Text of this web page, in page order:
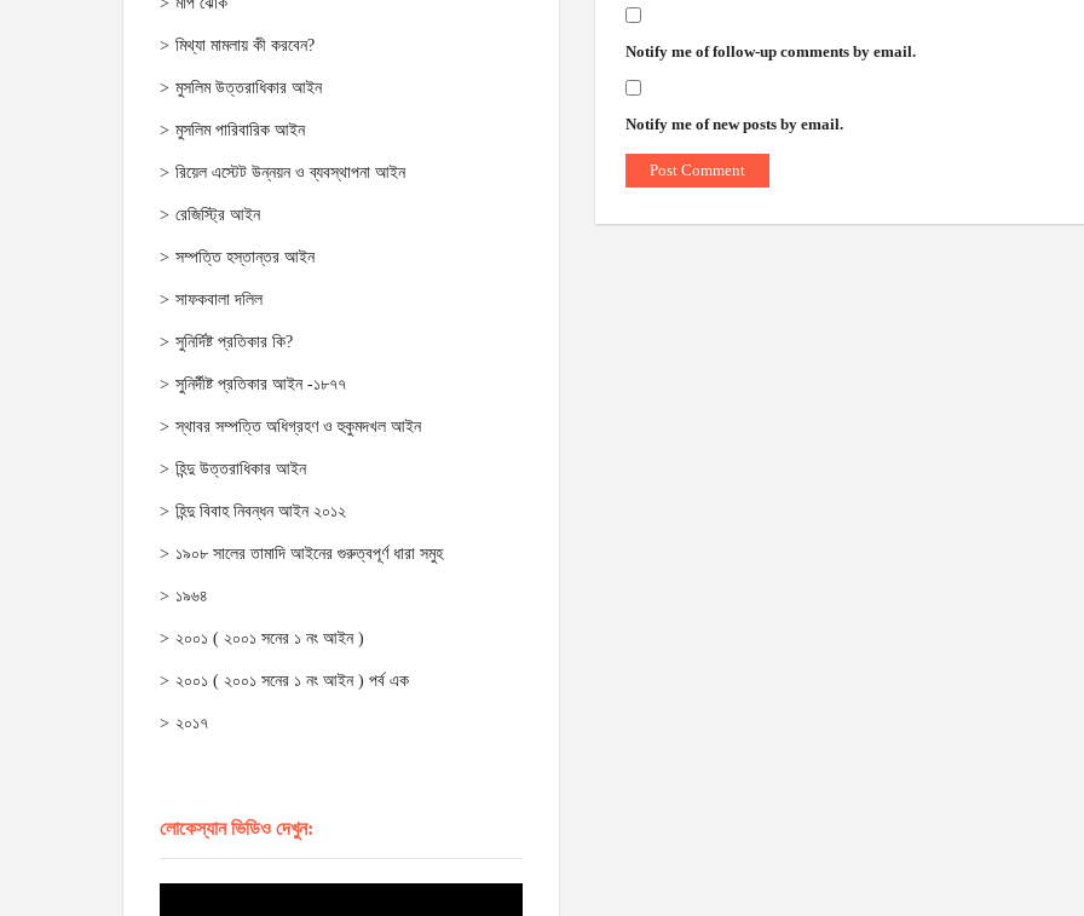
মিথ্যা মামলায় কী করবেন?
মুসলিম উত্তরাধিকার আইন
মুসলিম পারিবারিক আইন
রিয়েল এস্টেট উন্নয়ন ও ব্যবস্থাপনা আইন
রেজিস্ট্রি আইন
সম্পত্তি হস্তান্তর আইন
সাফকবালা দলিল
সুনির্দিষ্ট প্রতিকার কি?
সুনির্দীষ্ট প্রতিকার আইন -১৮৭৭
স্থাবর সম্পত্তি অধিগ্রহণ ও হুকুমদখল আইন
হিন্দু উত্তরাধিকার আইন
হিন্দু বিবাহ নিবন্ধন আইন ২০১২
১৯০৮ সালের তামাদি আইনের গুরুত্বপূর্ণ ধারা সমুহ
১৯৬৪
২০০১ ( ২০০১ সনের ১ নং আইন )
২০০১ ( ২০০১ সনের ১ নং আইন ) পর্ব এক
২০১৭
লোকেস্যান ভিডিও দেখুন:
Notify me of follow-up comments by email.
Notify me of new posts by email.